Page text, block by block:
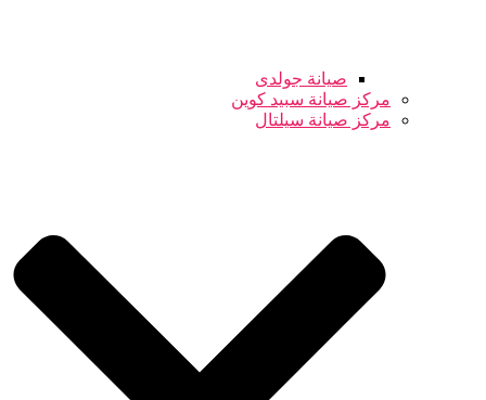
صيانة جولدى
مركز صيانة سبيد كوين
مركز صيانة سيلتال